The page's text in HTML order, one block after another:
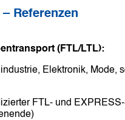
Referenzen
(FTL/LTL):
Elektronik, Mode,
FTL- und